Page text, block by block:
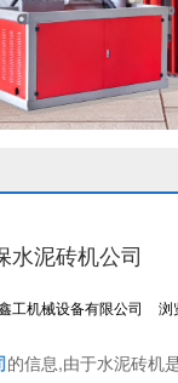
水泥砖机公司
工机械设备有限公司 浏
的信息,由于水泥砖机